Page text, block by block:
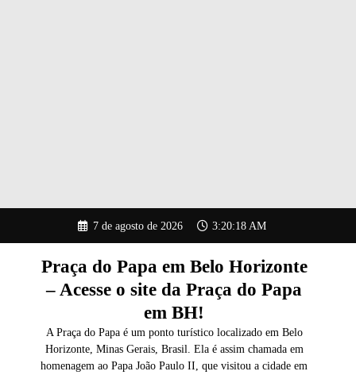
o
7 de agosto de 2026 3:20:19 AM
Praça do Papa em Belo Horizonte
– Acesse o site da Praça do Papa
em BH!
A Praça do Papa é um ponto turístico localizado em Belo
Horizonte, Minas Gerais, Brasil. Ela é assim chamada em
homenagem ao Papa João Paulo II, que visitou a cidade em